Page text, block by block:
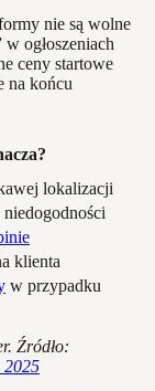
nie są wolne
ogłoszeniach
ceny startowe
na końcu
lokalizacji
klienta
w przypadku
Źródło:
2025